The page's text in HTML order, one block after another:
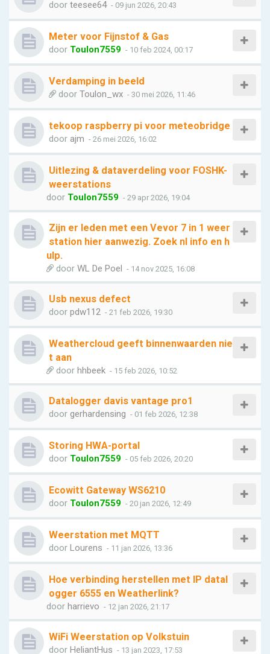
door teesee64 - 09 jun 2026, 20:43
Meter voor Fijnstof & Gas
door Toulon7559 - 10 feb 2024, 00:17
Verdamping in beeld
door Toulon_wx - 30 mei 2026, 11:46
tekoop raspberry pi voor meteobridge
door ajm - 26 mei 2026, 16:02
Uitlezing & dataverdeling voor FOSHK-
weerstations
door Toulon7559 - 29 apr 2026, 19:04
Zijn er leden met een Vevor 7 in 1 weer
station hier aanwezig. Zoek nl info en h
ulp.
door WL De Poel - 14 nov 2025, 16:08
Usb nexus defect
door pdw112 - 21 feb 2026, 19:30
Weathercloud geeft binnenwaarden nie
t aan
door hhbeek - 15 feb 2026, 10:52
Datalogger davis vantage pro1
door gerhardensing - 01 feb 2026, 12:38
Storing HWA-portal
door Toulon7559 - 05 feb 2026, 20:20
Ecowitt Gateway WS6210
door Toulon7559 - 20 jan 2026, 12:49
Weerstation met MQTT
door Lourens - 11 jan 2026, 13:36
Hoe verbinding herstellen met IP datal
ogger 6555 en Weatherlink?
door harrievo - 12 jan 2026, 21:17
WiFi Weerstation op Volkstuin
door HeliantHus - 13 jan 2023, 17:53